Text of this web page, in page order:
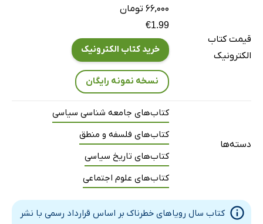
قیمت کتاب
الکترونیک
۶۶,۰۰۰ تومان
€1.99
خرید کتاب الکترونیک
نسخه نمونه رایگان
دسته‌ها
کتاب‌های جامعه شناسی سیاسی
کتاب‌های فلسفه و منطق
کتاب‌های تاریخ سیاسی
کتاب‌های علوم اجتماعی
کتاب سال رویاهای خطرناک بر اساس قرارداد رسمی با نشر